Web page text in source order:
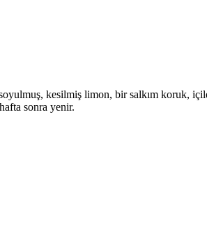
kesilmiş limon, bir salkım koruk,
sonra yenir.